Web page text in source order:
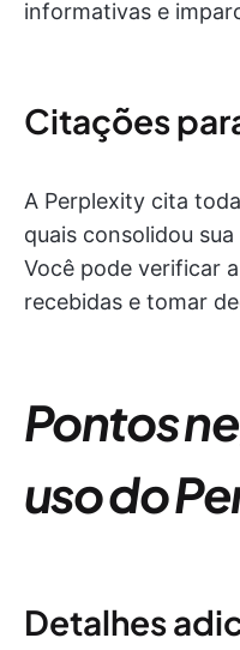
informativas e
Citações
A Perplexity cita
quais consolidou
Você pode verificar
recebidas e tomar
Pontos
uso do
Detalhes